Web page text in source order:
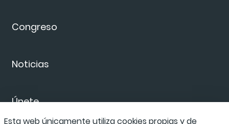
Congreso
Noticias
Únete
Esta web únicamente utiliza cookies propias y de